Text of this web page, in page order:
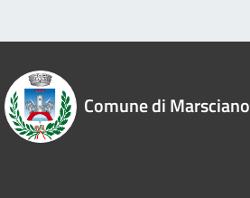
Comune di Marsciano